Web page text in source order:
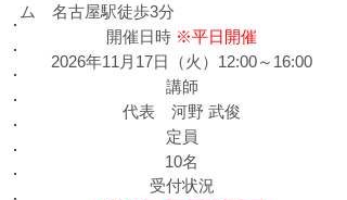
2026年11月17日（火）12:00～16:00
ム 名古屋駅徒歩3分
​開催日時 ※平日開催
定員
10名
受付状況
​講師
代表 河野 武俊